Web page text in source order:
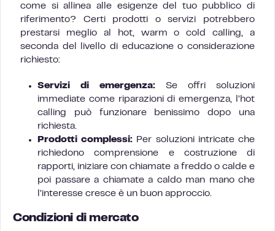
come si allinea alle esigenze del tuo pubblico di
riferimento? Certi prodotti o servizi potrebbero
prestarsi meglio al hot, warm o cold calling, a
seconda del livello di educazione o considerazione
richiesto:
Servizi di emergenza: Se offri soluzioni
immediate come riparazioni di emergenza, l’hot
calling può funzionare benissimo dopo una
richiesta.
Prodotti complessi: Per soluzioni intricate che
richiedono comprensione e costruzione di
rapporti, iniziare con chiamate a freddo o calde e
poi passare a chiamate a caldo man mano che
l’interesse cresce è un buon approccio.
Condizioni di mercato